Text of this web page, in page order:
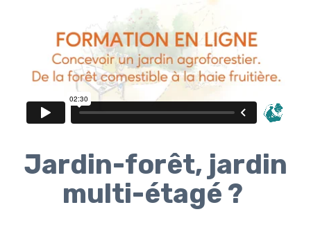
Jardin-forêt, jardin
multi-étagé ?